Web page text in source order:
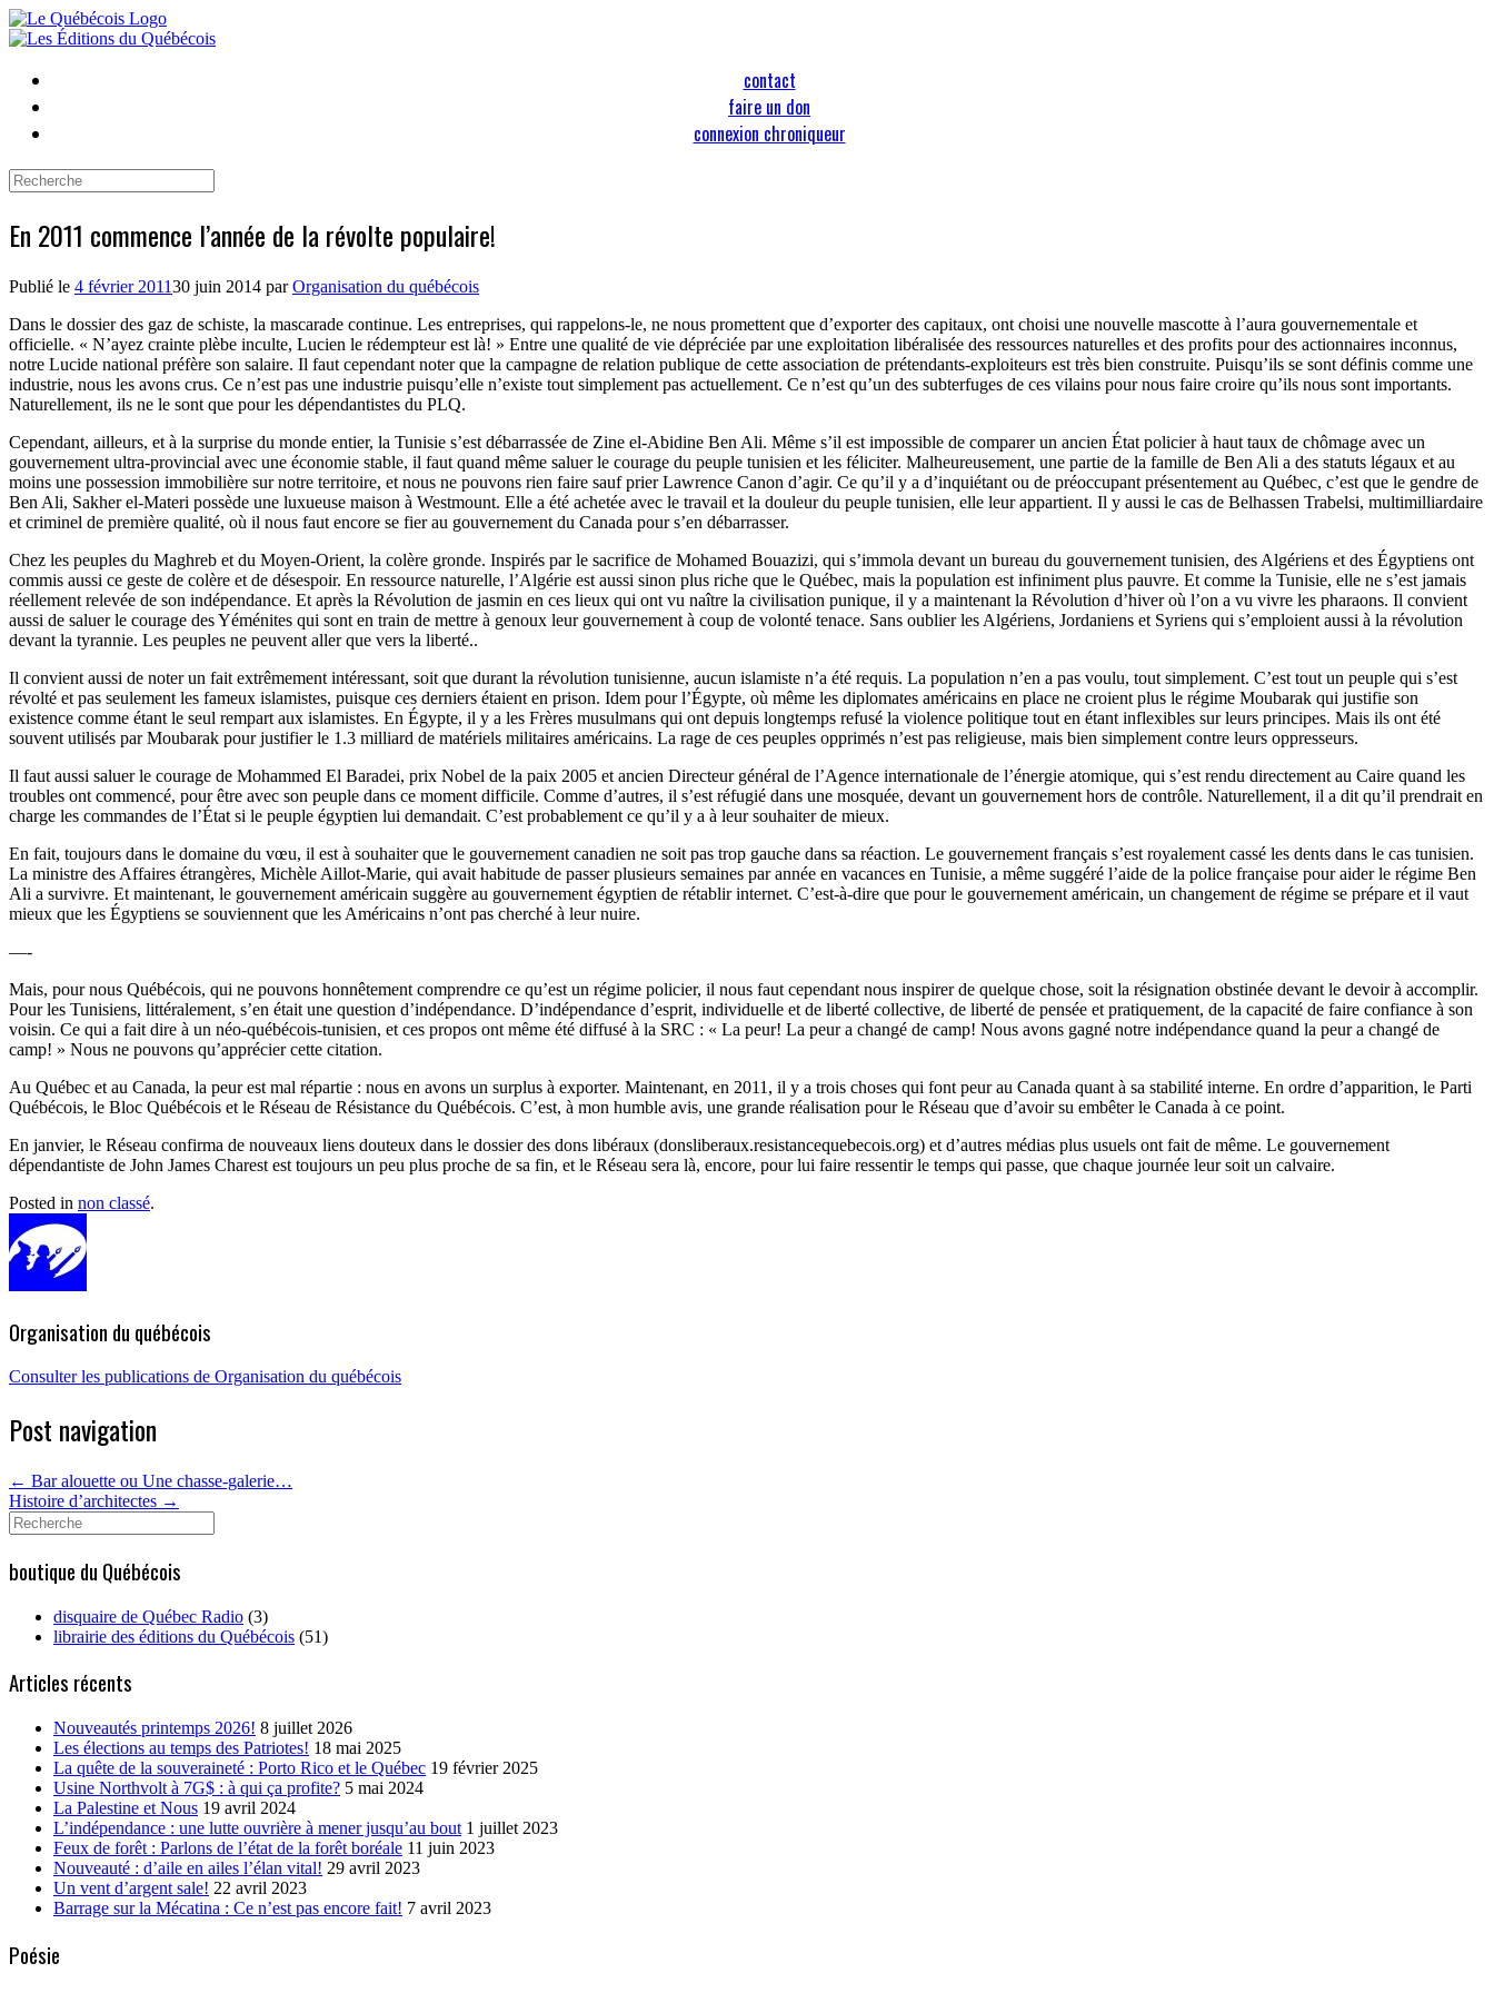
Skip
to
contact
faire un don
connexion chroniqueur
Search
En 2011 commence l’année de la révolte populaire!
Publié le 4 février 201130 juin 2014 parOrganisation du québécois
Dans le dossier des gaz de schiste, la mascarade continue. Les entreprises, qui rappelons-le, ne nous promettent que d’exporter des capitaux, ont choisi une nouvelle mascotte à l’aura gouvernementale et
officielle. « N’ayez crainte plèbe inculte, Lucien le rédempteur est là! » Entre une qualité de vie dépréciée par une exploitation libéralisée des ressources naturelles et des profits pour des actionnaires inconnus,
notre Lucide national préfère son salaire. Il faut cependant noter que la campagne de relation publique de cette association de prétendants-exploiteurs est très bien construite. Puisqu’ils se sont définis comme une
industrie, nous les avons crus. Ce n’est pas une industrie puisqu’elle n’existe tout simplement pas actuellement. Ce n’est qu’un des subterfuges de ces vilains pour nous faire croire qu’ils nous sont importants.
Naturellement, ils ne le sont que pour les dépendantistes du PLQ.
Cependant, ailleurs, et à la surprise du monde entier, la Tunisie s’est débarrassée de Zine el-Abidine Ben Ali. Même s’il est impossible de comparer un ancien État policier à haut taux de chômage avec un
gouvernement ultra-provincial avec une économie stable, il faut quand même saluer le courage du peuple tunisien et les féliciter. Malheureusement, une partie de la famille de Ben Ali a des statuts légaux et au
moins une possession immobilière sur notre territoire, et nous ne pouvons rien faire sauf prier Lawrence Canon d’agir. Ce qu’il y a d’inquiétant ou de préoccupant présentement au Québec, c’est que le gendre de
Ben Ali, Sakher el-Materi possède une luxueuse maison à Westmount. Elle a été achetée avec le travail et la douleur du peuple tunisien, elle leur appartient. Il y aussi le cas de Belhassen Trabelsi, multimilliardaire
et criminel de première qualité, où il nous faut encore se fier au gouvernement du Canada pour s’en débarrasser.
Chez les peuples du Maghreb et du Moyen-Orient, la colère gronde. Inspirés par le sacrifice de Mohamed Bouazizi, qui s’immola devant un bureau du gouvernement tunisien, des Algériens et des Égyptiens ont
commis aussi ce geste de colère et de désespoir. En ressource naturelle, l’Algérie est aussi sinon plus riche que le Québec, mais la population est infiniment plus pauvre. Et comme la Tunisie, elle ne s’est jamais
réellement relevée de son indépendance. Et après la Révolution de jasmin en ces lieux qui ont vu naître la civilisation punique, il y a maintenant la Révolution d’hiver où l’on a vu vivre les pharaons. Il convient
aussi de saluer le courage des Yéménites qui sont en train de mettre à genoux leur gouvernement à coup de volonté tenace. Sans oublier les Algériens, Jordaniens et Syriens qui s’emploient aussi à la révolution
devant la tyrannie. Les peuples ne peuvent aller que vers la liberté..
Il convient aussi de noter un fait extrêmement intéressant, soit que durant la révolution tunisienne, aucun islamiste n’a été requis. La population n’en a pas voulu, tout simplement. C’est tout un peuple qui s’est
révolté et pas seulement les fameux islamistes, puisque ces derniers étaient en prison. Idem pour l’Égypte, où même les diplomates américains en place ne croient plus le régime Moubarak qui justifie son
existence comme étant le seul rempart aux islamistes. En Égypte, il y a les Frères musulmans qui ont depuis longtemps refusé la violence politique tout en étant inflexibles sur leurs principes. Mais ils ont été
souvent utilisés par Moubarak pour justifier le 1.3 milliard de matériels militaires américains. La rage de ces peuples opprimés n’est pas religieuse, mais bien simplement contre leurs oppresseurs.
Il faut aussi saluer le courage de Mohammed El Baradei, prix Nobel de la paix 2005 et ancien Directeur général de l’Agence internationale de l’énergie atomique, qui s’est rendu directement au Caire quand les
troubles ont commencé, pour être avec son peuple dans ce moment difficile. Comme d’autres, il s’est réfugié dans une mosquée, devant un gouvernement hors de contrôle. Naturellement, il a dit qu’il prendrait en
charge les commandes de l’État si le peuple égyptien lui demandait. C’est probablement ce qu’il y a à leur souhaiter de mieux.
En fait, toujours dans le domaine du vœu, il est à souhaiter que le gouvernement canadien ne soit pas trop gauche dans sa réaction. Le gouvernement français s’est royalement cassé les dents dans le cas tunisien.
La ministre des Affaires étrangères, Michèle Aillot-Marie, qui avait habitude de passer plusieurs semaines par année en vacances en Tunisie, a même suggéré l’aide de la police française pour aider le régime Ben
Ali a survivre. Et maintenant, le gouvernement américain suggère au gouvernement égyptien de rétablir internet. C’est-à-dire que pour le gouvernement américain, un changement de régime se prépare et il vaut
mieux que les Égyptiens se souviennent que les Américains n’ont pas cherché à leur nuire.
—-
Mais, pour nous Québécois, qui ne pouvons honnêtement comprendre ce qu’est un régime policier, il nous faut cependant nous inspirer de quelque chose, soit la résignation obstinée devant le devoir à accomplir.
Pour les Tunisiens, littéralement, s’en était une question d’indépendance. D’indépendance d’esprit, individuelle et de liberté collective, de liberté de pensée et pratiquement, de la capacité de faire confiance à son
voisin. Ce qui a fait dire à un néo-québécois-tunisien, et ces propos ont même été diffusé à la SRC : « La peur! La peur a changé de camp! Nous avons gagné notre indépendance quand la peur a changé de
camp! » Nous ne pouvons qu’apprécier cette citation.
Au Québec et au Canada, la peur est mal répartie : nous en avons un surplus à exporter. Maintenant, en 2011, il y a trois choses qui font peur au Canada quant à sa stabilité interne. En ordre d’apparition, le Parti
Québécois, le Bloc Québécois et le Réseau de Résistance du Québécois. C’est, à mon humble avis, une grande réalisation pour le Réseau que d’avoir su embêter le Canada à ce point.
En janvier, le Réseau confirma de nouveaux liens douteux dans le dossier des dons libéraux (donsliberaux.resistancequebecois.org) et d’autres médias plus usuels ont fait de même. Le gouvernement
dépendantiste de John James Charest est toujours un peu plus proche de sa fin, et le Réseau sera là, encore, pour lui faire ressentir le temps qui passe, que chaque journée leur soit un calvaire.
Posted in non classé.
Organisation du québécois
Consulter les publications de Organisation du québécois
Post navigation
← Bar alouette ou Une chasse-galerie…
Histoire d’architectes →
Search
for:
boutique du Québécois
disquaire de Québec Radio (3)
librairie des éditions du Québécois (51)
Articles récents
Nouveautés printemps 2026! 8 juillet 2026
Les élections au temps des Patriotes! 18 mai 2025
La quête de la souveraineté : Porto Rico et le Québec 19 février 2025
Usine Northvolt à 7G$ : à qui ça profite? 5 mai 2024
La Palestine et Nous 19 avril 2024
L’indépendance : une lutte ouvrière à mener jusqu’au bout 1 juillet 2023
Feux de forêt : Parlons de l’état de la forêt boréale 11 juin 2023
Nouveauté : d’aile en ailes l’élan vital! 29 avril 2023
Un vent d’argent sale! 22 avril 2023
Barrage sur la Mécatina : Ce n’est pas encore fait! 7 avril 2023
Poésie